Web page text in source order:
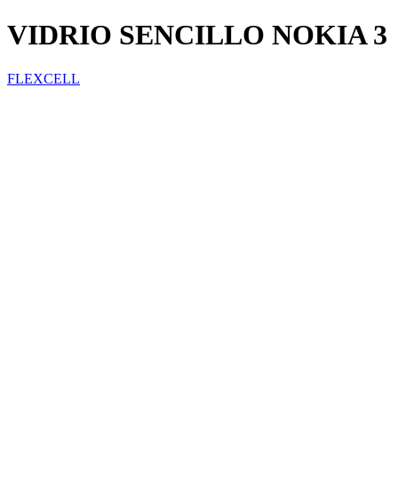
VIDRIO SENCILLO NOKIA 3
FLEXCELL